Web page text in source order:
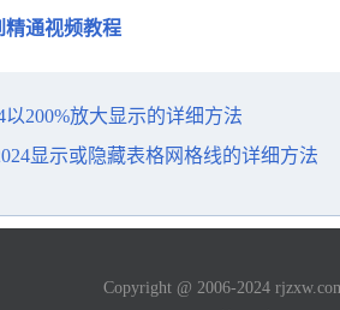
精通视频教程
以200%放大显示的详细方法
显示或隐藏表格网格线的详细方法
Copyright @ 2006-2024